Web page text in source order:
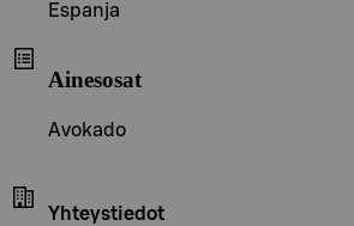
Espanja
Ainesosat
Avokado
Yhteystiedot